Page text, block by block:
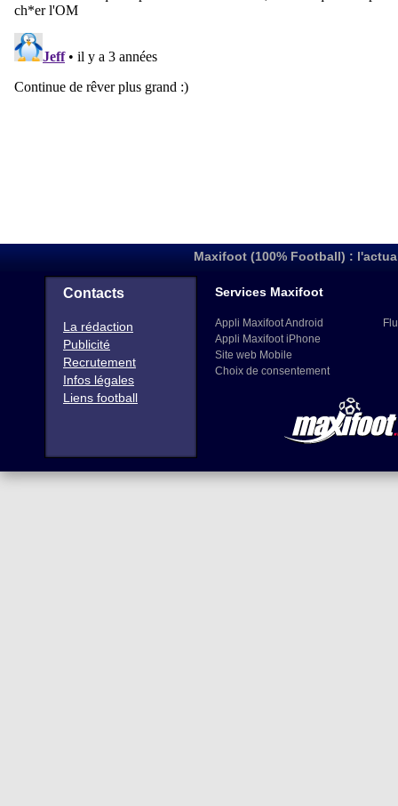
Maxifoot (100% Football) :
Contacts
La rédaction
Publicité
Recrutement
Infos légales
Liens football
Services Maxifoot
Appli Maxifoot Android
Appli Maxifoot iPhone
Site web Mobile
Choix de consentement